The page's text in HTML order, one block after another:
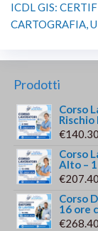
ICDL GIS:
CARTOGRAFIA,
Prodotti
Corso
€140.30
Corso
Alto –
€207.40
Corso
16 ore
€268.40